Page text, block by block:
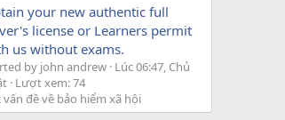
your new authentic full
license or Learners permit
us without exams.
by john andrew Lúc 06:47, Chủ
Lượt xem: 74
vấn đề về bảo hiểm xã hội